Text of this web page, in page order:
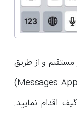
مستقیم و از طریق
برنامه پیام رسان آیفون یا آیپدتان (Messages App)
اقدام نمایید.